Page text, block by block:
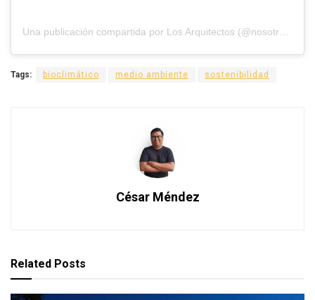
Una publicación compartida por Los Arquitectos (@nosotros_los_arquitectos)
Tags: bioclimático medio ambiente sostenibilidad
César Méndez
Related Posts